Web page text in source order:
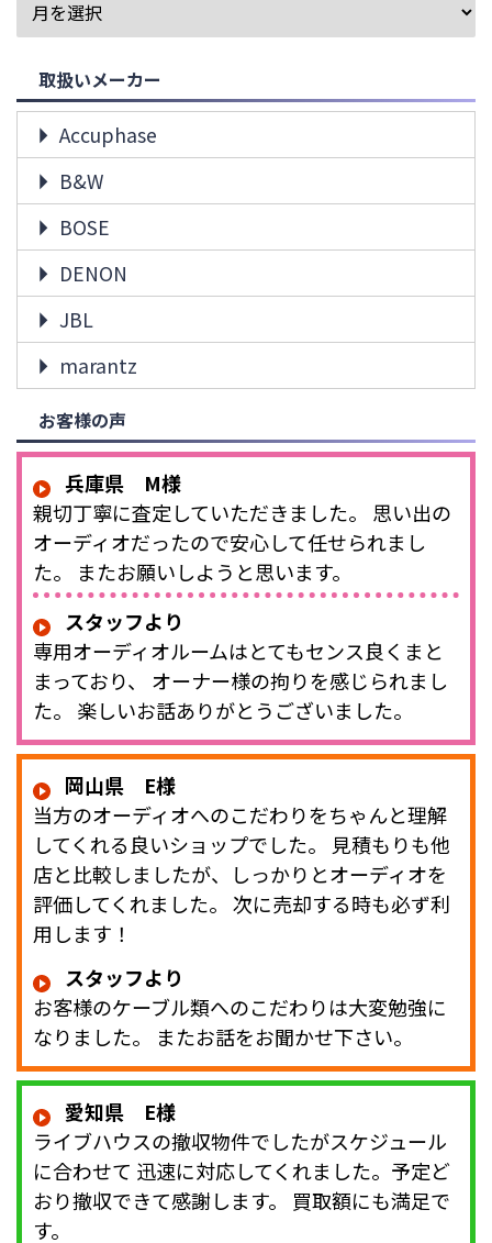
取扱いメーカー
Accuphase
B&W
BOSE
DENON
JBL
marantz
お客様の声
兵庫県 M様
親切丁寧に査定していただきました。 思い出の
オーディオだったので安心して任せられまし
た。 またお願いしようと思います。
スタッフより
専用オーディオルームはとてもセンス良くまと
まっており、 オーナー様の拘りを感じられまし
た。 楽しいお話ありがとうございました。
岡山県 E様
当方のオーディオへのこだわりをちゃんと理解
してくれる良いショップでした。 見積もりも他
店と比較しましたが、しっかりとオーディオを
評価してくれました。 次に売却する時も必ず利
用します！
スタッフより
お客様のケーブル類へのこだわりは大変勉強に
なりました。 またお話をお聞かせ下さい。
愛知県 E様
ライブハウスの撤収物件でしたがスケジュール
に合わせて 迅速に対応してくれました。予定ど
おり撤収できて感謝します。 買取額にも満足で
す。